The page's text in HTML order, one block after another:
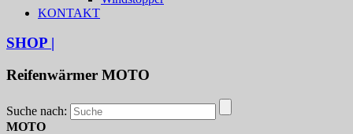
KONTAKT
SHOP |
Reifenwärmer MOTO
Suche nach:
MOTO